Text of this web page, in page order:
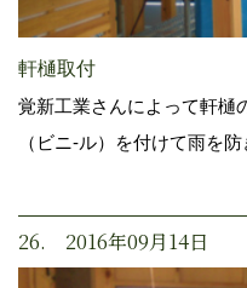
軒樋取付
覚新工業さんによって軒樋
（ビニ-ル）を付けて雨を防
26. 2016年09月14日